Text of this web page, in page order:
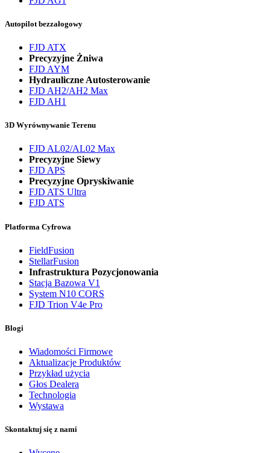
Autopilot bezzałogowy
FJD ATX
Precyzyjne Żniwa
FJD AYM
Hydrauliczne Autosterowanie
FJD AH2/AH2 Max
FJD AH1
3D Wyrównywanie Terenu
FJD AL02/AL02 Max
Precyzyjne Siewy
FJD APS
Precyzyjne Opryskiwanie
FJD ATS Ultra
FJD ATS
Platforma Cyfrowa
FieldFusion
StellarFusion
Infrastruktura Pozycjonowania
Stacja Bazowa V1
System N10 CORS
FJD Trion V4e Pro
Blogi
Wiadomości Firmowe
Aktualizacje Produktów
Przykład użycia
Głos Dealera
Technologia
Wystawa
Skontaktuj się z nami